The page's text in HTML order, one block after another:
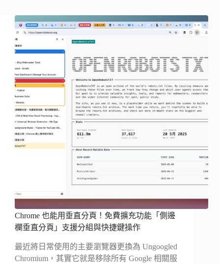
Chrome 也能用垂直分頁！免費擴充功能「側邊
欄垂直分頁」支援分組與快捷鍵操作
最近將日常使用的主要瀏覽器更換為 Ungoogled
Chromium，其實它就是移除所有 Google 相關服